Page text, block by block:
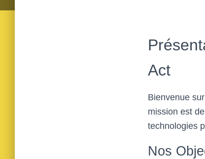
Act
Bienvenue
mission est
technologies
Nos